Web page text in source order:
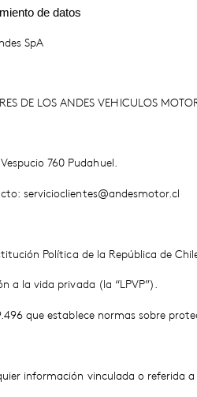
de datos
SpA
DE LOS ANDES VEHICULOS
760 Pudahuel.
servicioclientes@andesmotor.cl
Política de la República de
a la vida privada (la “LPVP”).
que establece normas sobre
información vinculada o